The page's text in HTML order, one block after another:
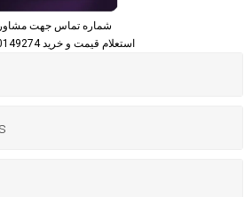
استعلام قیمت و خرید 09120149274